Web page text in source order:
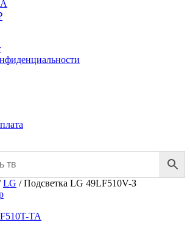
LG /Подсветка LG 49LF510V-З
TA